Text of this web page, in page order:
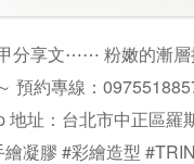
分享文⋯⋯ 粉嫩的漸
預約專線：
地址：台北市中正區
凝膠 #彩繪造型